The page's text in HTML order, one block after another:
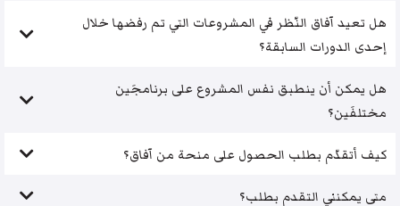
هل تعيد آفاق النّظر في المشروعات التي تم رفضها خلال
إحدى الدورات السابقة؟
هل يمكن أن ينطبق نفس المشروع على برنامجَين
مختلفَين؟
كيف أتقدّم بطلب الحصول على منحة من آفاق؟
متى يمكنني التقدم بطلب؟